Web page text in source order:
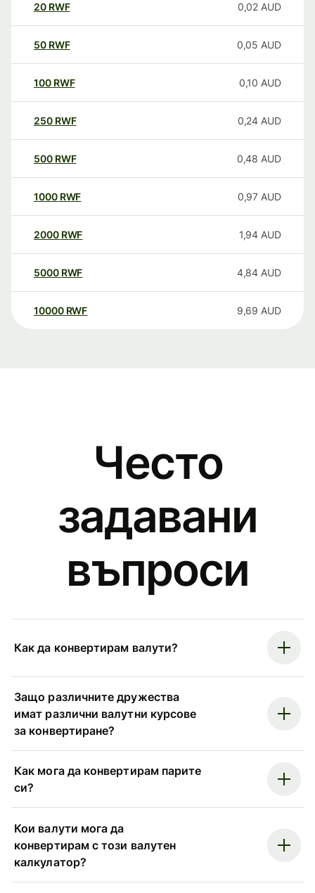
20 RWF 0,02 AUD
50 RWF 0,05 AUD
100 RWF 0,10 AUD
250 RWF 0,24 AUD
500 RWF 0,48 AUD
1000 RWF 0,97 AUD
2000 RWF 1,94 AUD
5000 RWF 4,84 AUD
10000 RWF 9,69 AUD
Често
задавани
въпроси
Как да конвертирам валути?
Защо различните дружества
имат различни валутни курсове
за конвертиране?
Как мога да конвертирам парите
си?
Кои валути мога да
конвертирам с този валутен
калкулатор?